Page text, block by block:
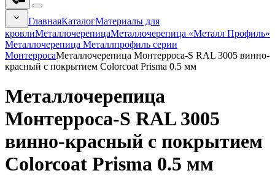
ГлавнаяКаталогМатериалы для
кровлиМеталлочерепицаМеталлочерепица «Металл Профиль»
Металлочерепица Металлпрофиль серии
МонтерросаМеталлочерепица Монтерроса-S RAL 3005 винно-
красный с покрытием Colorcoat Prisma 0.5 мм
Металлочерепица
Монтерроса-S RAL 3005
винно-красный с покрытием
Colorcoat Prisma 0.5 мм